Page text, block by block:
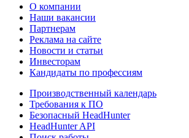
О компании
Наши вакансии
Партнерам
Реклама на сайте
Новости и статьи
Инвесторам
Кандидаты по профессиям
Производственный календарь
Требования к ПО
Безопасный HeadHunter
HeadHunter API